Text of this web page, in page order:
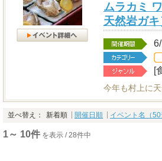
ムラカミ
天然岩ガキ
[
今年も村上に
並べ替え： 新着順 開催日順 イベント名（
1～ 10件 を表示 / 28件中